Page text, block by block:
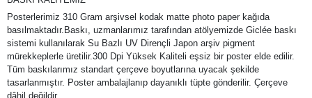
Posterlerimiz 310 Gram arşivsel kodak matte photo paper kağıda
basılmaktadır.Baskı, uzmanlarımız tarafından atölyemizde Giclée baskı
sistemi kullanılarak Su Bazlı UV Dirençli Japon arşiv pigment
mürekkeplerle üretilir.300 Dpi Yüksek Kaliteli eşsiz bir poster elde edilir.
Tüm baskılarımız standart çerçeve boyutlarına uyacak şekilde
tasarlanmıştır. Poster ambalajlanıp dayanıklı tüpte gönderilir. Çerçeve
dâhil değildir.